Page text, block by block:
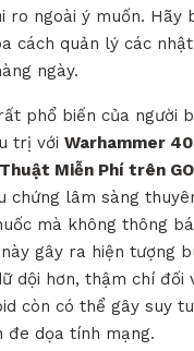
ro ngoài ý muốn. Hãy
cách quản lý các
ngày.
phổ biến của người
trị với Warhammer
Miễn Phí trên
chứng lâm sàng
mà không thông
gây ra hiện tượng
dội hơn, thậm chí đối
còn có thể gây suy
đe dọa tính mạng.